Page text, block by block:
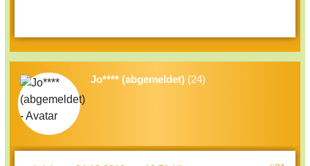
Jo**** (abgemeldet) (24)